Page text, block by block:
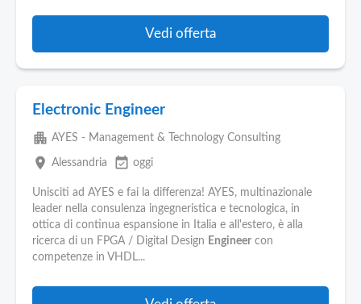
Vedi offerta
Electronic Engineer
apartment AYES - Management & Technology Consulting
place Alessandria event_available oggi
Unisciti ad AYES e fai la differenza! AYES, multinazionale
leader nella consulenza ingegneristica e tecnologica, in
ottica di continua espansione in Italia e all'estero, è alla
ricerca di un FPGA / Digital Design Engineer con
competenze in VHDL...